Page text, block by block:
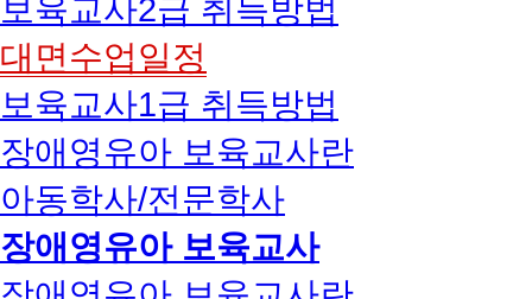
보육교사2급 취득방법
대면수업일정
보육교사1급 취득방법
장애영유아 보육교사란
아동학사/전문학사
장애영유아 보육교사